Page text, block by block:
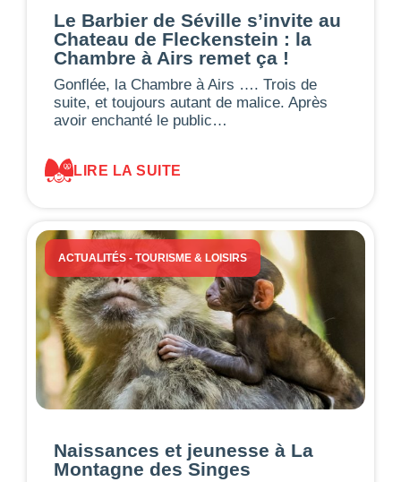
Le Barbier de Séville s’invite au
Chateau de Fleckenstein : la
Chambre à Airs remet ça !
Gonflée, la Chambre à Airs …. Trois de
suite, et toujours autant de malice. Après
avoir enchanté le public…
LIRE LA SUITE
ACTUALITÉS - TOURISME & LOISIRS
Naissances et jeunesse à La
Montagne des Singes